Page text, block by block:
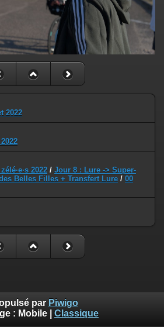
2022
2022 / Jour 8 : Lure -> Super-
Belles Filles + Transfert Lure / 00
par Piwigo
: Mobile Classique